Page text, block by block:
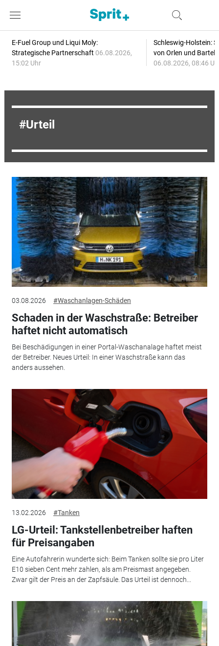
E-Fuel Group und Liqui Moly:
Strategische Partnerschaft 06.08.2026,
15:02 Uhr
Schleswig-Holstein:
von Orlen und
06.08.2026, 08:46
Urteil
03.08.2026 #Waschanlagen-Schäden
Schaden in der Waschstraße: Betreiber
haftet nicht automatisch
Bei Beschädigungen in einer Portal-Waschanalage haftet meist
der Betreiber. Neues Urteil: In einer Waschstraße kann das
anders aussehen.
13.02.2026 #Tanken
LG-Urteil: Tankstellenbetreiber haften
für Preisangaben
Eine Autofahrerin wunderte sich: Beim Tanken sollte sie pro Liter
E10 sieben Cent mehr zahlen, als am Preismast angegeben.
Zwar gilt der Preis an der Zapfsäule. Das Urteil ist dennoch...